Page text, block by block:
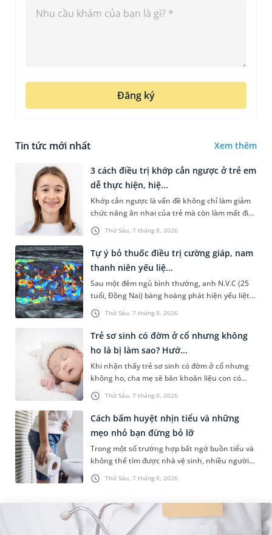
Đăng ký
Tin tức mới nhất Xem thêm
Thứ Sáu, 7 tháng 8, 2026
3 cách điều trị khớp cắn ngược ở trẻ em
dễ thực hiện, hiệ...
Khớp cắn ngược là vấn đề không chỉ làm giảm
chức năng ăn nhai của trẻ mà còn làm mất đi
sự cân đối của khuôn mặt. Do đó, cần khắc
phục sớm tình trạng này để...
Thứ Sáu, 7 tháng 8, 2026
Tự ý bỏ thuốc điều trị cường giáp, nam
thanh niên yếu liệ...
Sau một đêm ngủ bình thường, anh N.V.C (25
tuổi, Đồng Nai) bàng hoàng phát hiện yếu liệt 2
chân, không thể vận động đi lại được. Kết quả
thăm khám tại Phòng...
Thứ Sáu, 7 tháng 8, 2026
Trẻ sơ sinh có đờm ở cổ nhưng không
ho là bị làm sao? Hướ...
Khi nhận thấy trẻ sơ sinh có đờm ở cổ nhưng
không ho, cha mẹ sẽ băn khoăn liệu con có
đang mắc bệnh đường hô hấp hay không.
Những chia sẻ dưới đây sẽ giúp ch...
Thứ Sáu, 7 tháng 8, 2026
Cách bấm huyệt nhịn tiểu và những
mẹo nhỏ bạn đừng bỏ lỡ
Trong một số trường hợp bất ngờ buồn tiểu và
không thể tìm được nhà vệ sinh, nhiều người
đã áp dụng phương pháp bấm huyệt nhịn tiểu.
Vậy cách bấm huyệt nhịn...